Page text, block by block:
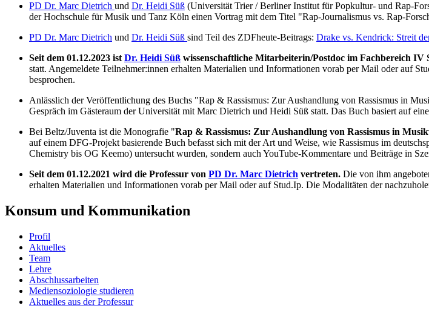
PD Dr. Marc Dietrich und Dr. Heidi Süß (Universität Trier / Berliner Institut für Popkultur- und Rap-
der Hochschule für Musik und Tanz Köln einen Vortrag mit dem Titel "Rap-Journalismus vs. Rap-
PD Dr. Marc Dietrich und Dr. Heidi Süß sind Teil des ZDFheute-Beitrags: Drake vs. Kendrick: Streit
Seit dem 01.12.2023 ist Dr. Heidi Süß wissenschaftliche Mitarbeiterin/Postdoc im Fachbereich IV
statt. Angemeldete Teilnehmer:innen erhalten Materialien und Informationen vorab per Mail oder auf
besprochen.
Anlässlich der Veröffentlichung des Buchs "Rap & Rassismus: Zur Aushandlung von Rassismus in
Gespräch im Gästeraum der Universität mit Marc Dietrich und Heidi Süß statt. Das Buch basiert auf
Bei Beltz/Juventa ist die Monografie "Rap & Rassismus: Zur Aushandlung von Rassismus in
auf einem DFG-Projekt basierende Buch befasst sich mit der Art und Weise, wie Rassismus im
Chemistry bis OG Keemo) untersucht wurden, sondern auch YouTube-Kommentare und Beiträge in
Seit dem 01.12.2021 wird die Professur von PD Dr. Marc Dietrich vertreten. Die von ihm
erhalten Materialien und Informationen vorab per Mail oder auf Stud.Ip. Die Modalitäten der
Konsum und Kommunikation
Profil
Aktuelles
Team
Lehre
Abschlussarbeiten
Mediensoziologie studieren
Aktuelles aus der Professur